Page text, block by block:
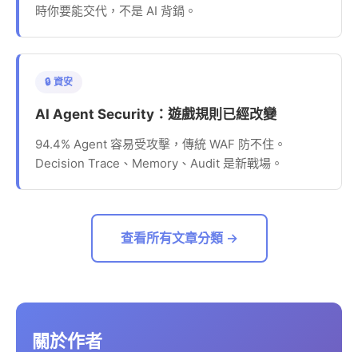
時你要能交代，不是 AI 背鍋。
🔒 資安
AI Agent Security：遊戲規則已經改變
94.4% Agent 容易受攻擊，傳統 WAF 防不住。
Decision Trace、Memory、Audit 是新戰場。
查看所有文章分類 →
關於作者